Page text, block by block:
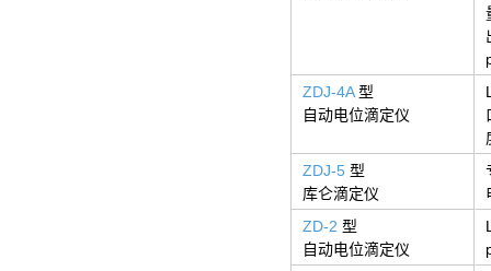
ZDJ-4A型
自动电位滴定仪
ZDJ-5 型
库仑滴定仪
ZD-2 型
自动电位滴定仪